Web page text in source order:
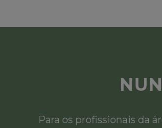
Para os profissionais da